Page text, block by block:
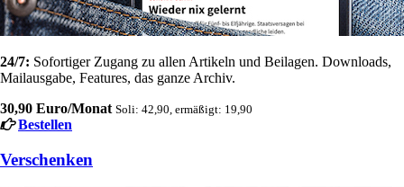
24/7: Sofortiger Zugang zu allen Artikeln und Beilagen. Downloads,
Mailausgabe, Features, das ganze Archiv.
30,90 Euro/Monat Soli: 42,90, ermäßigt: 19,90
Bestellen
Verschenken